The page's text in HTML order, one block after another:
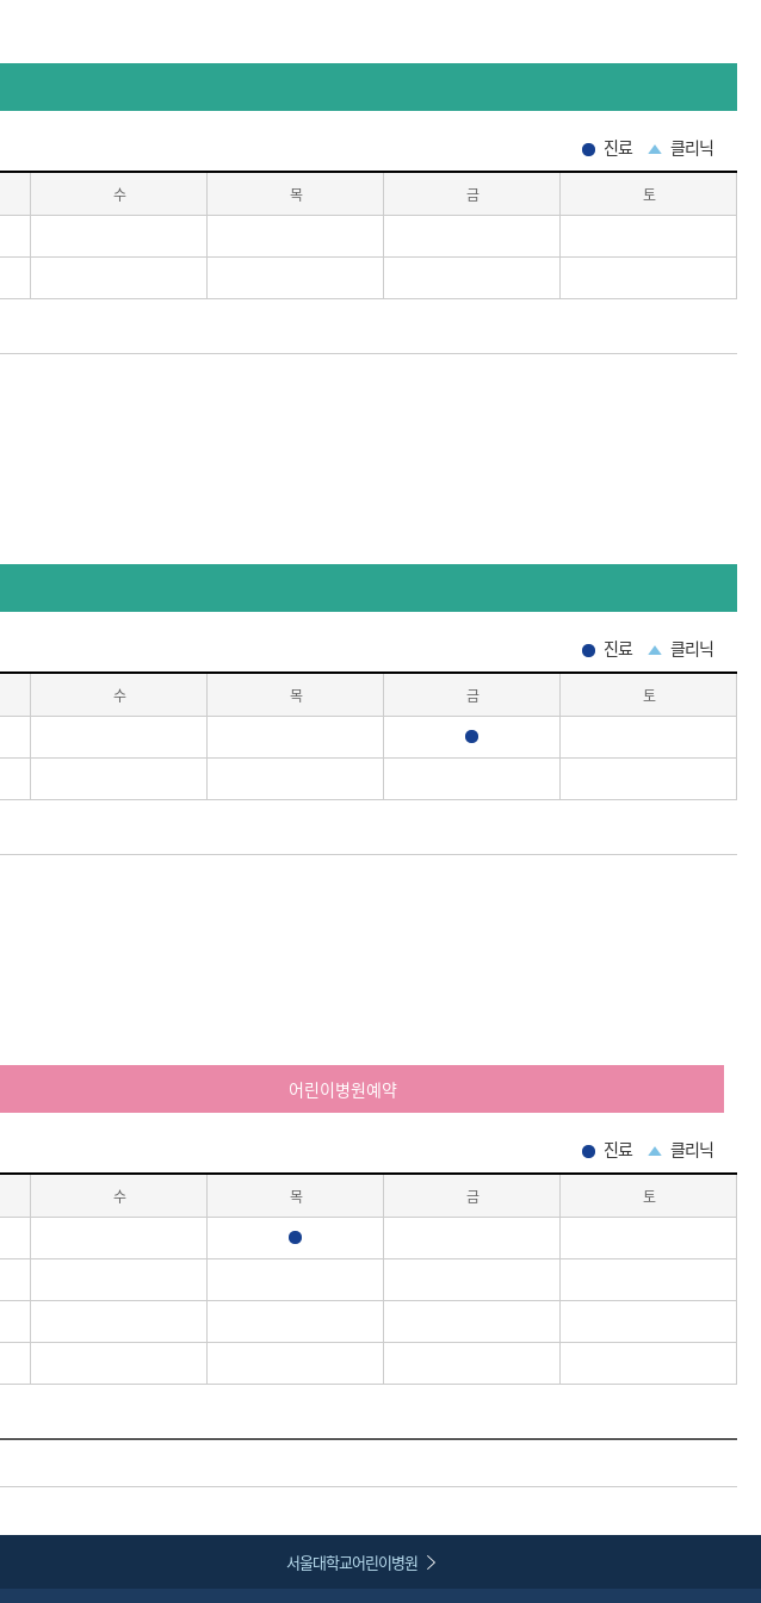
진료 클리닉
수 목 금 토
진료 클리닉
수 목 금 토
어린이병원예약
진료 클리닉
수 목 금 토
서울대학교어린이병원